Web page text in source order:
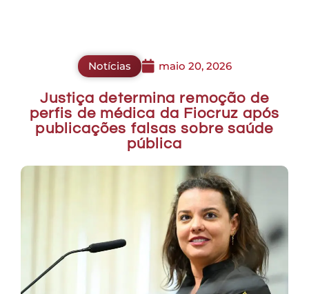
Notícias maio 20, 2026
Justiça determina remoção de
perfis de médica da Fiocruz após
publicações falsas sobre saúde
pública